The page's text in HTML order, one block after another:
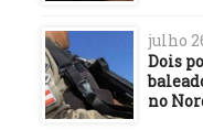
julho
Dois
no